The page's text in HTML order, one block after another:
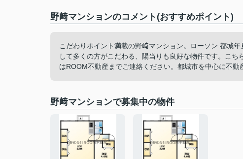
野﨑マンションのコメント(おすすめポイント)
こだわりポイント満載の野﨑マンション。ローソン 都城
して多くの方がこだわる、陽当りも良好な物件です。こ
はROOM不動産までご連絡ください。都城市を中心に不動
野﨑マンションで募集中の物件